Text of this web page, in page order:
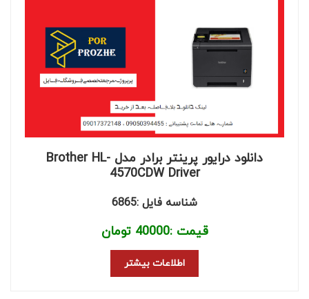
دانلود درایور پرینتر برادر مدل Brother HL-
4570CDW Driver
شناسه فایل :6865
قیمت :40000 تومان
اطلاعات بیشتر